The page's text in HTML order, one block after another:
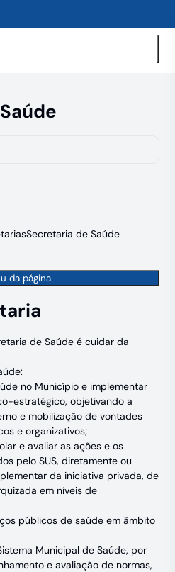
Secretaria de Saúde
da página
de Saúde é cuidar da
no Município e implementar
estratégico, objetivando a
e mobilização de vontades
e organizativos;
e avaliar as ações e os
pelo SUS, diretamente ou
da iniciativa privada, de
em níveis de
públicos de saúde em âmbito
Municipal de Saúde, por
e avaliação de normas,